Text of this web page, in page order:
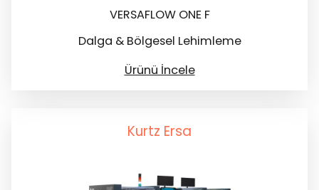
VERSAFLOW ONE F
Dalga & Bölgesel Lehimleme
Ürünü İncele
Kurtz Ersa